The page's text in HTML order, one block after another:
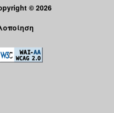
© 2026